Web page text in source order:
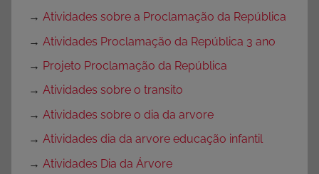
→ Atividades sobre a Proclamação da República
→ Atividades Proclamação da República 3 ano
→ Projeto Proclamação da República
→ Atividades sobre o transito
→ Atividades sobre o dia da arvore
→ Atividades dia da arvore educação infantil
→ Atividades Dia da Árvore